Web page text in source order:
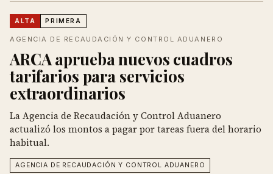
ALTA PRIMERA
AGENCIA DE RECAUDACIÓN Y CONTROL ADUANERO
ARCA aprueba nuevos cuadros
tarifarios para servicios
extraordinarios
La Agencia de Recaudación y Control Aduanero
actualizó los montos a pagar por tareas fuera del horario
habitual.
AGENCIA DE RECAUDACIÓN Y CONTROL ADUANERO